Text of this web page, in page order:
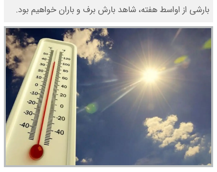
بارشی از اواسط هفته، شاهد بارش برف و باران خواهیم بود.